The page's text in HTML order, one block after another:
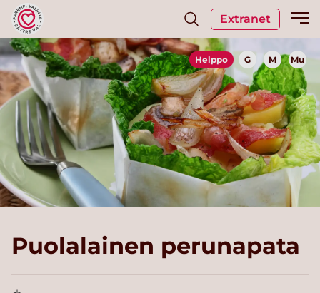
Extranet
Helppo G M Mu
Puolalainen perunapata